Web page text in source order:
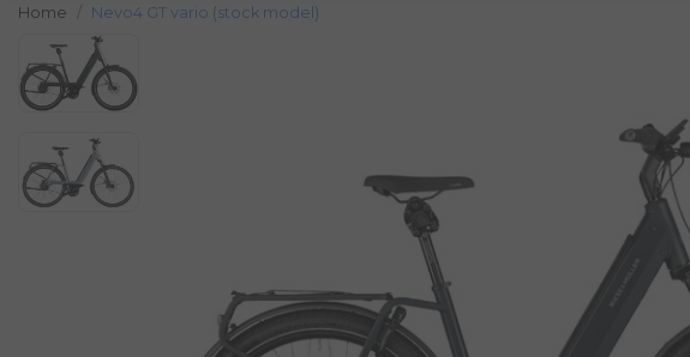
Home Nevo4 GT vario (stock model)